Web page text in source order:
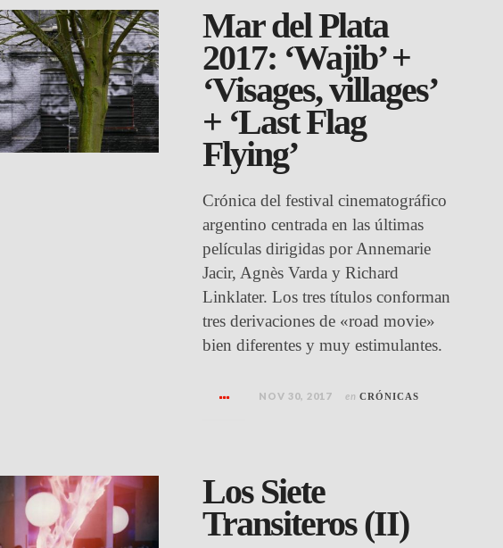
Mar del Plata
2017: ‘Wajib’ +
‘Visages, villages’
+ ‘Last Flag
Flying’
Crónica del festival cinematográfico
argentino centrada en las últimas
películas dirigidas por Annemarie
Jacir, Agnès Varda y Richard
Linklater. Los tres títulos conforman
tres derivaciones de «road movie»
bien diferentes y muy estimulantes.
NOV 30, 2017 en CRÓNICAS
Los Siete
Transiteros (II)